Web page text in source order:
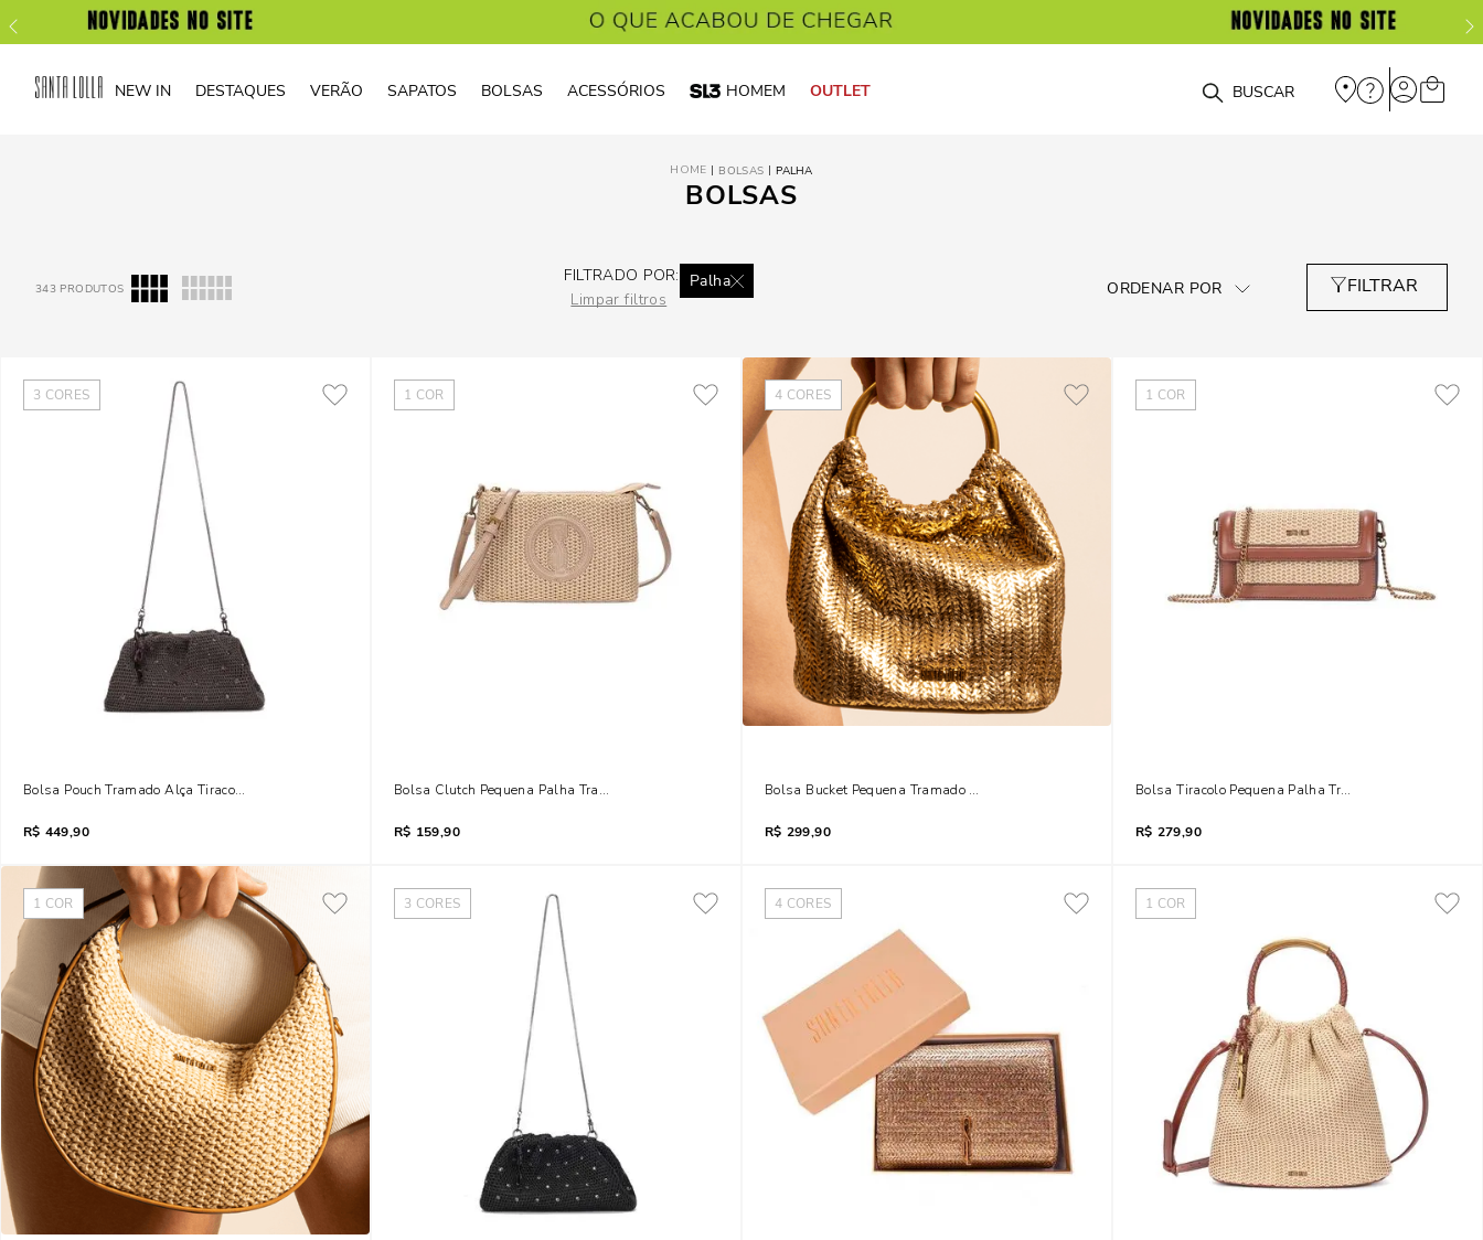
NEW IN DESTAQUES VERÃO SAPATOS BOLSAS ACESSÓRIOS HOMEM OUTLET O que você está procurando?
BOLSAS PALHA
BOLSAS
343 PRODUTOS
FILTRADO POR:
Limpar filtros
Palha
3 CORES
Bolsa Pouch Tramado Alça Tiracolo Marrom Brilho
R$ 449,90
1 COR
Bolsa Clutch Pequena Palha Tramado Bege Transversal
R$ 159,90
4 CORES
Bolsa Bucket Pequena Tramado Metalizado Dourado
R$ 299,90
1 COR
Bolsa Tiracolo Pequena Palha Tramado Bege Areia
R$ 279,90
1 COR 3 CORES 4 CORES 1 COR